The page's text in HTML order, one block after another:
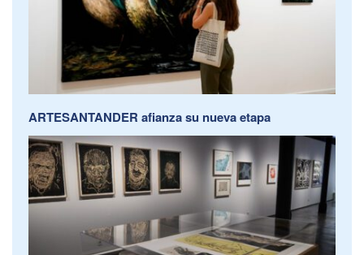
ARTESANTANDER afianza su nueva etapa